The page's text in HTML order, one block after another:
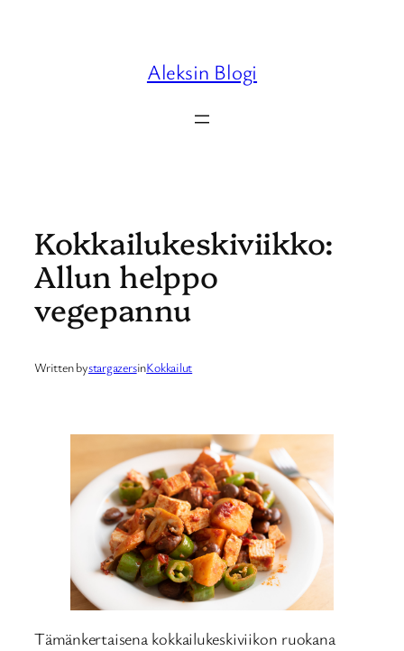
Aleksin Blogi
Kokkailukeskiviikko:
Allun helppo
vegepannu
Written bystargazersinKokkailut
Tämänkertaisena kokkailukeskiviikon ruokana